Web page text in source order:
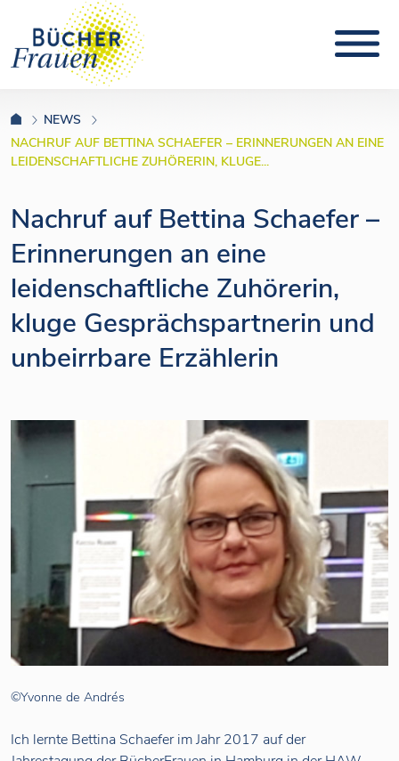
NEWS
NACHRUF AUF BETTINA SCHAEFER – ERINNERUNGEN AN EINE
LEIDENSCHAFTLICHE ZUHÖRERIN, KLUGE...
Nachruf auf Bettina Schaefer –
Erinnerungen an eine
leidenschaftliche Zuhörerin,
kluge Gesprächspartnerin und
unbeirrbare Erzählerin
©Yvonne de Andrés
Ich lernte Bettina Schaefer im Jahr 2017 auf der